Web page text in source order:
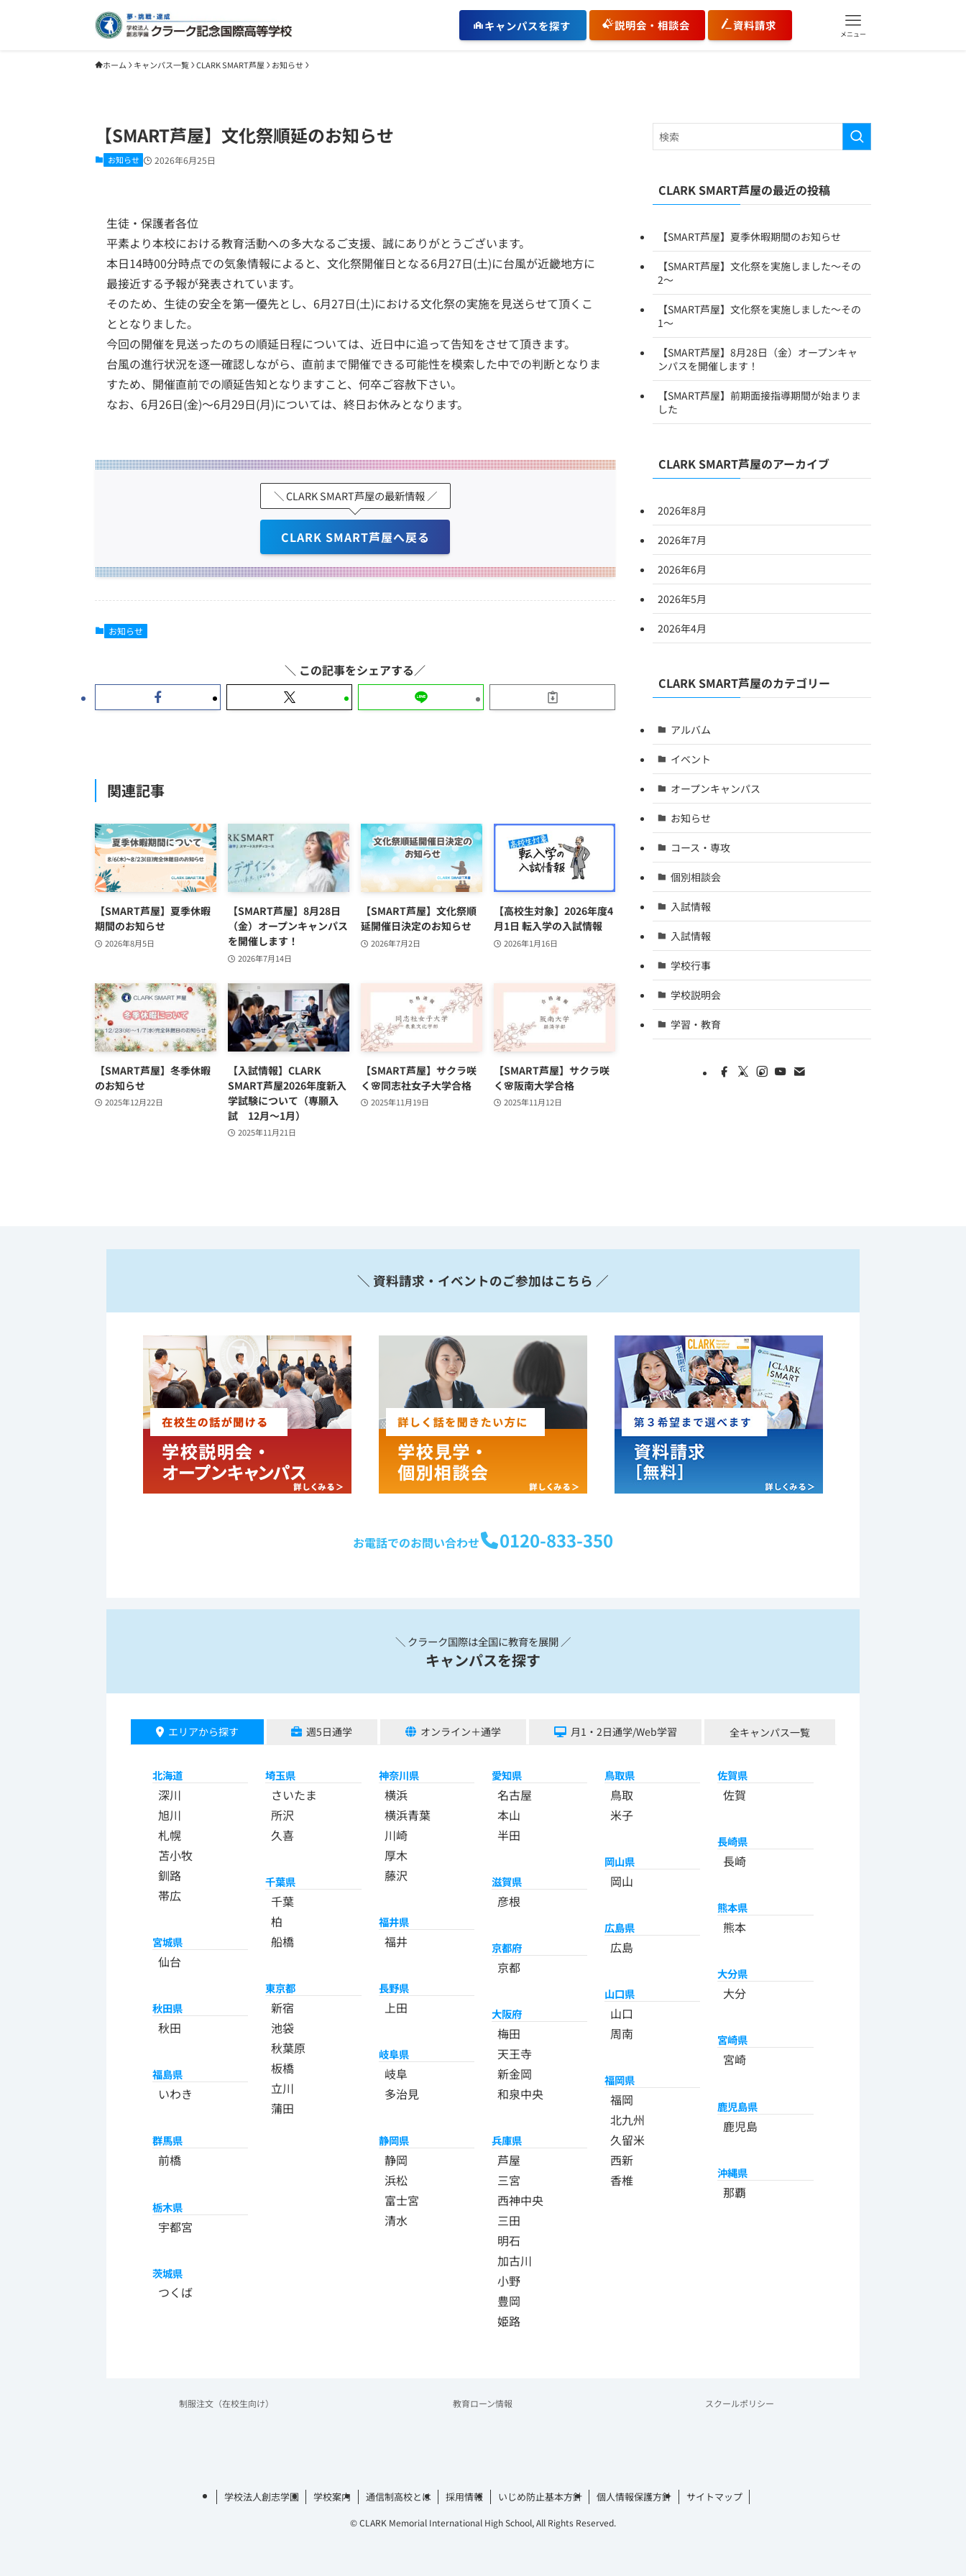
キャンパスを探す 説明会・相談会 資料請求
メニュー
ホーム キャンパス一覧 CLARK SMART芦屋 お知らせ
【SMART芦屋】文化祭順延のお知らせ
お知らせ 2026年6月25日
生徒・保護者各位
平素より本校における教育活動への多大なるご支援、誠にありがとうございます。
本日14時00分時点での気象情報によると、文化祭開催日となる6月27日(土)に台風が近畿地方に
最接近する予報が発表されています。
そのため、生徒の安全を第一優先とし、6月27日(土)における文化祭の実施を見送らせて頂くこ
ととなりました。
今回の開催を見送ったのちの順延日程については、近日中に追って告知をさせて頂きます。
台風の進行状況を逐一確認しながら、直前まで開催できる可能性を模索した中での判断となりま
すため、開催直前での順延告知となりますこと、何卒ご容赦下さい。
なお、6月26日(金)～6月29日(月)については、終日お休みとなります。
＼ CLARK SMART芦屋の最新情報 ／
CLARK SMART芦屋へ戻る
お知らせ
関連記事
【SMART芦屋】夏季休暇
期間のお知らせ
2026年8月5日
【SMART芦屋】8月28日
（金）オープンキャンパス
を開催します！
2026年7月14日
【SMART芦屋】文化祭順
延開催日決定のお知らせ
2026年7月2日
【高校生対象】2026年度4
月1日 転入学の入試情報
2026年1月16日
【SMART芦屋】冬季休暇
のお知らせ
2025年12月22日
【入試情報】CLARK
SMART芦屋2026年度新入
学試験について（専願入
試 12月～1月）
2025年11月21日
【SMART芦屋】サクラ咲
く🌸同志社女子大学合格
2025年11月19日
【SMART芦屋】サクラ咲
く🌸阪南大学合格
2025年11月12日
CLARK SMART芦屋の最近の投稿
【SMART芦屋】夏季休暇期間のお知らせ
【SMART芦屋】文化祭を実施しました～その
2～
【SMART芦屋】文化祭を実施しました～その
1～
【SMART芦屋】8月28日（金）オープンキャ
ンパスを開催します！
【SMART芦屋】前期面接指導期間が始まりま
した
CLARK SMART芦屋のアーカイブ
2026年8月
2026年7月
2026年6月
2026年5月
2026年4月
CLARK SMART芦屋のカテゴリー
アルバム
イベント
オープンキャンパス
お知らせ
コース・専攻
個別相談会
入試情報
入試情報
学校行事
学校説明会
学習・教育
＼ 資料請求・イベントのご参加はこちら ／
お電話でのお問い合わせ 0120-833-350
＼ クラーク国際は全国に教育を展開 ／
キャンパスを探す
エリアから探す 週5日通学 オンライン＋通学 月1・2日通学/Web学習 全キャンパス一覧
北海道
深川
旭川
札幌
苫小牧
釧路
帯広
宮城県
仙台
秋田県
秋田
福島県
いわき
群馬県
前橋
栃木県
宇都宮
茨城県
つくば
埼玉県
さいたま
所沢
久喜
千葉県
千葉
柏
船橋
東京都
新宿
池袋
秋葉原
板橋
立川
蒲田
神奈川県
横浜
横浜青葉
川崎
厚木
藤沢
福井県
福井
長野県
上田
岐阜県
岐阜
多治見
静岡県
静岡
浜松
富士宮
清水
愛知県
名古屋
本山
半田
滋賀県
彦根
京都府
京都
大阪府
梅田
天王寺
新金岡
和泉中央
兵庫県
芦屋
三宮
西神中央
三田
明石
加古川
小野
豊岡
姫路
鳥取県
鳥取
米子
岡山県
岡山
広島県
広島
山口県
山口
周南
福岡県
福岡
北九州
久留米
西新
香椎
佐賀県
佐賀
長崎県
長崎
熊本県
熊本
大分県
大分
宮崎県
宮崎
鹿児島県
鹿児島
沖縄県
那覇
制服注文（在校生向け） 教育ローン情報 スクールポリシー
学校法人創志学園 学校案内 通信制高校とは 採用情報 いじめ防止基本方針 個人情報保護方針 サイトマップ
©CLARK Memorial International High School, All Rights Reserved.